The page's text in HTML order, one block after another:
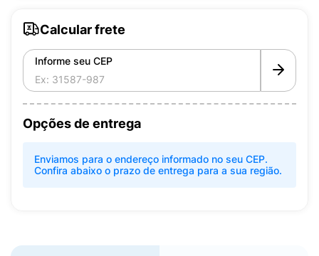
Calcular frete
Informe seu CEP
Opções de entrega
Enviamos para o endereço informado no seu CEP.
Confira abaixo o prazo de entrega para a sua região.